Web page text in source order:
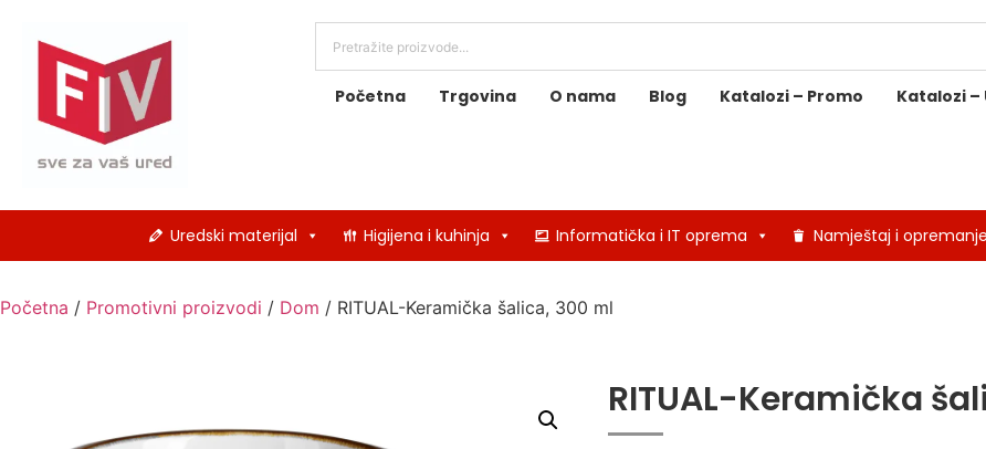
Početna Trgovina O nama Blog Katalozi – Promo Katalozi –
Uredski materijal Higijena i kuhinja Informatička i IT oprema Namještaj i
Početna / Promotivni proizvodi / Dom / RITUAL-Keramička šalica, 300 ml
RITUAL-Keramička